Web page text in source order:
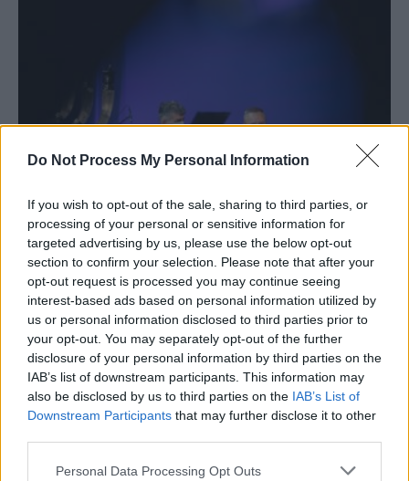
Do Not Process My Personal Information
If you wish to opt-out of the sale, sharing to third parties, or
processing of your personal or sensitive information for
targeted advertising by us, please use the below opt-out
section to confirm your selection. Please note that after your
opt-out request is processed you may continue seeing
interest-based ads based on personal information utilized by
us or personal information disclosed to third parties prior to
your opt-out. You may separately opt-out of the further
disclosure of your personal information by third parties on the
IAB’s list of downstream participants. This information may
also be disclosed by us to third parties on the IAB’s List of
Downstream Participants that may further disclose it to other
Personal Data Processing Opt Outs
Economia României are mari probleme.
Datoriile urcă amețitor: deficit comercial
de...
Matei Udrea luni, 11 aprilie 2022